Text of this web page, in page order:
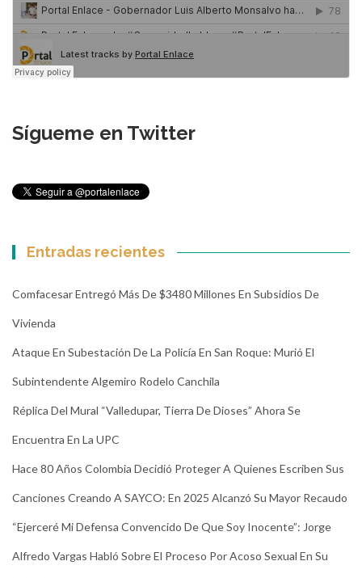
Sígueme en Twitter
Entradas recientes
Comfacesar Entregó Más De $3480 Millones En Subsidios De
Vivienda
Ataque En Subestación De La Policía En San Roque: Murió El
Subintendente Algemiro Rodelo Canchila
Réplica Del Mural “Valledupar, Tierra De Dioses” Ahora Se
Encuentra En La UPC
Hace 80 Años Colombia Decidió Proteger A Quienes Escriben Sus
Canciones Creando A SAYCO: En 2025 Alcanzó Su Mayor Recaudo
“Ejerceré Mi Defensa Convencido De Que Soy Inocente”: Jorge
Alfredo Vargas Habló Sobre El Proceso Por Acoso Sexual En Su